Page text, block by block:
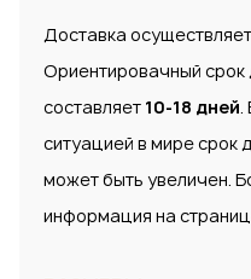
Доставка
Ориентировачный срок
составляет 10-18 дней.
ситуацией в мире срок
может быть увеличен.
информация на